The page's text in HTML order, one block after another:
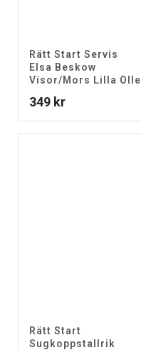
Rätt Start Servis
Elsa Beskow
Visor/Mors Lilla Olle
349 kr
Rätt Start
Sugkoppstallrik